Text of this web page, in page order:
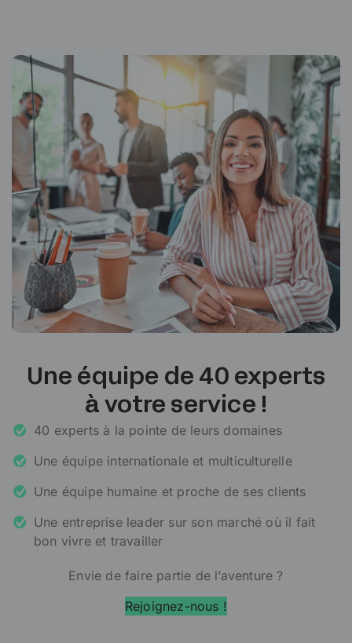
Une équipe de 40 experts
à votre service !
40 experts à la pointe de leurs domaines
Une équipe internationale et multiculturelle
Une équipe humaine et proche de ses clients
Une entreprise leader sur son marché où il fait
bon vivre et travailler
Envie de faire partie de l’aventure ?
Rejoignez-nous !